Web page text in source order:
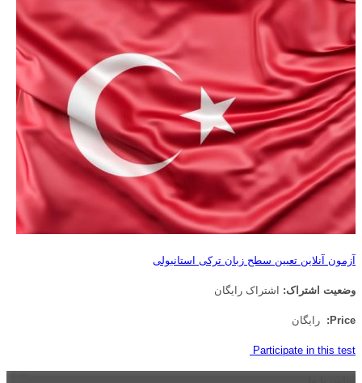
آزمون آنلاین تعیین سطح زبان ترکی استانبولی
وضعیت اشتراک: اشتراک رایگان
Price: رایگان
Participate in this test